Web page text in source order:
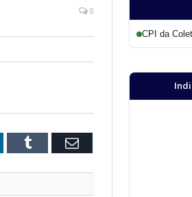
0
Tumblr Email
CPI da